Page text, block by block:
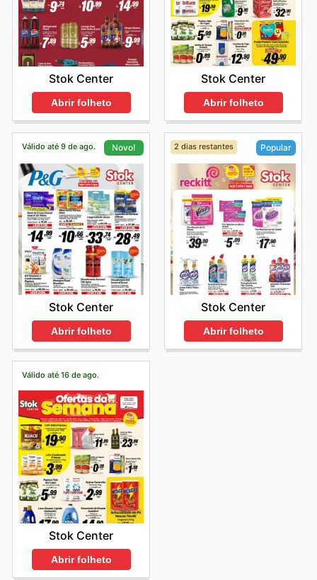
Stok Center
Abrir folheto
Stok Center
Abrir folheto
Válido até 9 de ago. Novo!
Stok Center
Abrir folheto
2 dias restantes Popular
Stok Center
Abrir folheto
Válido até 16 de ago.
Stok Center
Abrir folheto